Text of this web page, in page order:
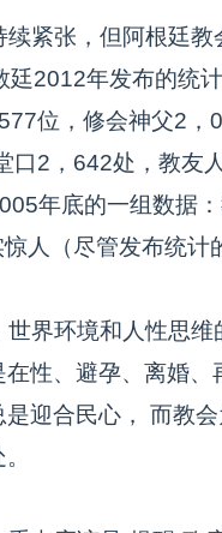
紧张，但阿根廷教
廷2012年发布的统
位，修会神父2
口2，642处，教友
年底的一组数据
人（尽管发布统计
界环境和人性思维
性、避孕、离婚
迎合民心， 而教